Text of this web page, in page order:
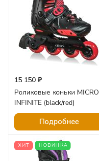
15 150 ₽
Роликовые коньки MICRO
INFINITE (black/red)
Подробнее
ХИТ НОВИНКА